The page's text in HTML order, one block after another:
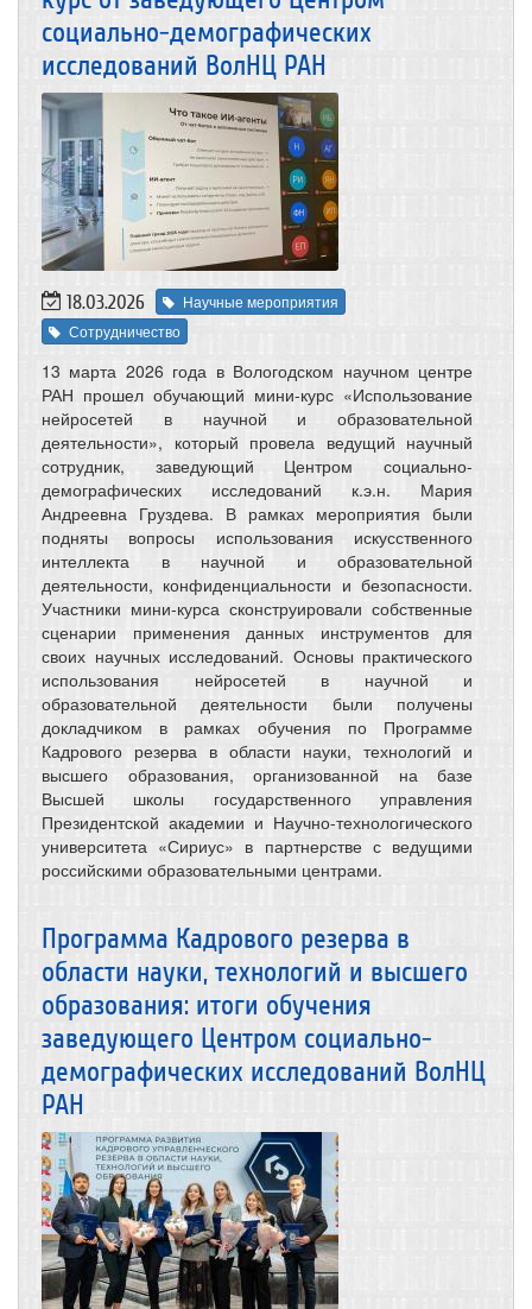
социально-демографических
исследований ВолНЦ РАН
18.03.2026
Научные мероприятия
Сотрудничество
13 марта 2026 года в Вологодском научном центре
РАН прошел обучающий мини-курс «Использование
нейросетей в научной и образовательной
деятельности», который провела ведущий научный
сотрудник, заведующий Центром социально-
демографических исследований к.э.н. Мария
Андреевна Груздева. В рамках мероприятия были
подняты вопросы использования искусственного
интеллекта в научной и образовательной
деятельности, конфиденциальности и безопасности.
Участники мини-курса сконструировали собственные
сценарии применения данных инструментов для
своих научных исследований. Основы практического
использования нейросетей в научной и
образовательной деятельности были получены
докладчиком в рамках обучения по Программе
Кадрового резерва в области науки, технологий и
высшего образования, организованной на базе
Высшей школы государственного управления
Президентской академии и Научно-технологического
университета «Сириус» в партнерстве с ведущими
российскими образовательными центрами.
Программа Кадрового резерва в
области науки, технологий и высшего
образования: итоги обучения
заведующего Центром социально-
демографических исследований ВолНЦ
РАН